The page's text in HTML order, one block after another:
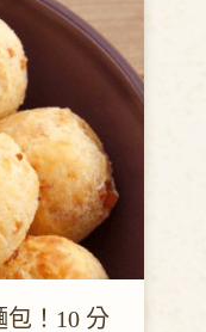
朋友不靠
本不是
市售生吐
次搞懂：
在哪，幫
！
！10 分